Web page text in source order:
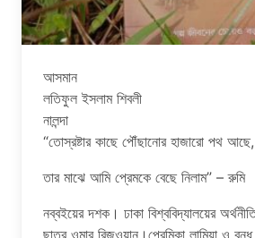
আসমান
লতিফুল ইসলাম শিবলী
নালন্দা
“তোস্রষ্টার কাছে পৌঁছানোর হাজারো পথ আছে,
তার মাঝে আমি প্রেমকে বেছে নিলাম” – রুমি
নব্বইয়ের দশক। ঢাকা বিশ্ববিদ্যালয়ের